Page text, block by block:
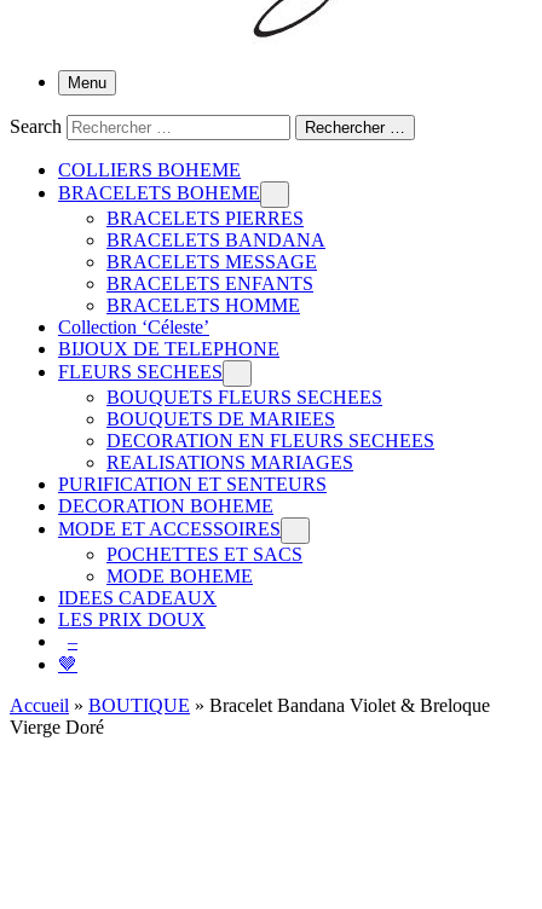
Menu
Search Rechercher …
COLLIERS BOHEME
BRACELETS BOHEME
BRACELETS PIERRES
BRACELETS BANDANA
BRACELETS MESSAGE
BRACELETS ENFANTS
BRACELETS HOMME
Collection ‘Céleste’
BIJOUX DE TELEPHONE
FLEURS SECHEES
BOUQUETS FLEURS SECHEES
BOUQUETS DE MARIEES
DECORATION EN FLEURS SECHEES
REALISATIONS MARIAGES
PURIFICATION ET SENTEURS
DECORATION BOHEME
MODE ET ACCESSOIRES
POCHETTES ET SACS
MODE BOHEME
IDEES CADEAUX
LES PRIX DOUX
–
🤎
Accueil » BOUTIQUE » Bracelet Bandana Violet & Breloque
Vierge Doré